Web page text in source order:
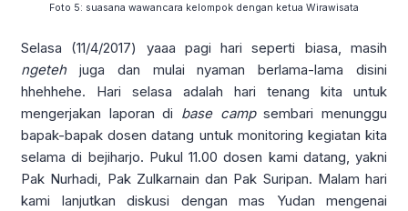
Foto 5: suasana wawancara kelompok dengan ketua Wirawisata
Selasa (11/4/2017) yaaa pagi hari seperti biasa, masih
ngeteh juga dan mulai nyaman berlama-lama disini
hhehhehe. Hari selasa adalah hari tenang kita untuk
mengerjakan laporan di base campsembari menunggu
bapak-bapak dosen datang untuk monitoring kegiatan kita
selama di bejiharjo. Pukul 11.00 dosen kami datang, yakni
Pak Nurhadi, Pak Zulkarnain dan Pak Suripan. Malam hari
kami lanjutkan diskusi dengan mas Yudan mengenai